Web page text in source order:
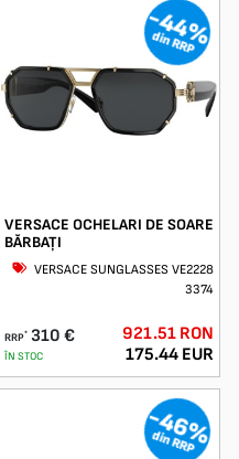
-44%
din RRP
VERSACE OCHELARI DE SOARE
BĂRBAȚI
VERSACE SUNGLASSES VE2228
3374
RRP* 310 €
ÎN STOC
921.51 RON
175.44 EUR
-46%
din RRP